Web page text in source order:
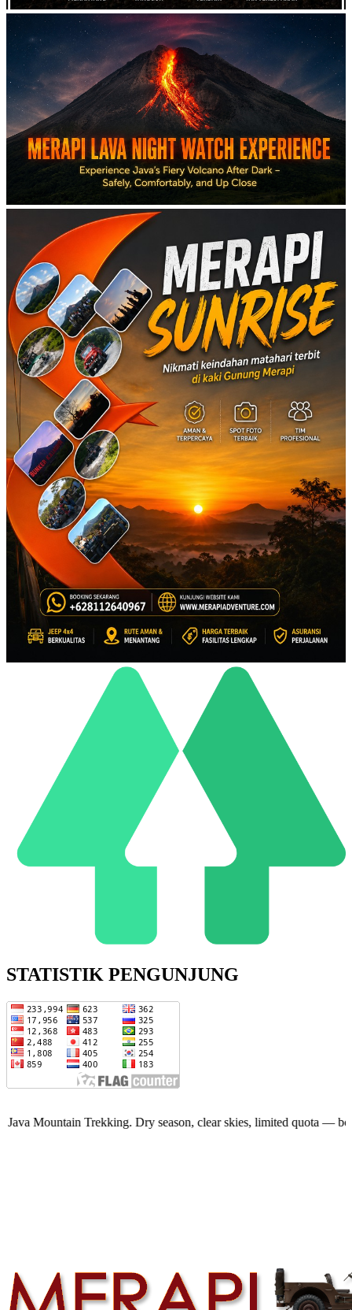
STATISTIK PENGUNJUNG
Dry season, clear skies, limited quota — book now!